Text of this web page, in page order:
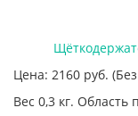
Цена: 2160 руб.
Вес 0,3 кг.